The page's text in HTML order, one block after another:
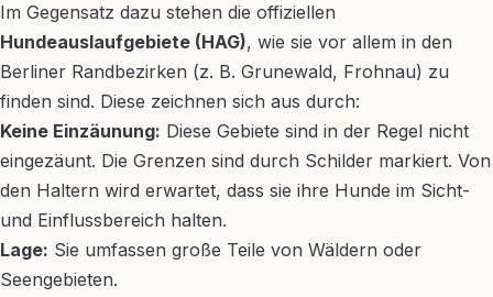
Im Gegensatz dazu stehen die offiziellen
Hundeauslaufgebiete (HAG), wie sie vor allem in den
Berliner Randbezirken (z. B. Grunewald, Frohnau) zu
finden sind. Diese zeichnen sich aus durch:
Keine Einzäunung: Diese Gebiete sind in der Regel nicht
eingezäunt. Die Grenzen sind durch Schilder markiert. Von
den Haltern wird erwartet, dass sie ihre Hunde im Sicht-
und Einflussbereich halten.
Lage: Sie umfassen große Teile von Wäldern oder
Seengebieten.